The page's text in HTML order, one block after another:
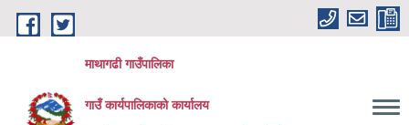
Skip to main content
माथागढी गाउँपालिका
गाउँ कार्यपालिकाको कार्यालय